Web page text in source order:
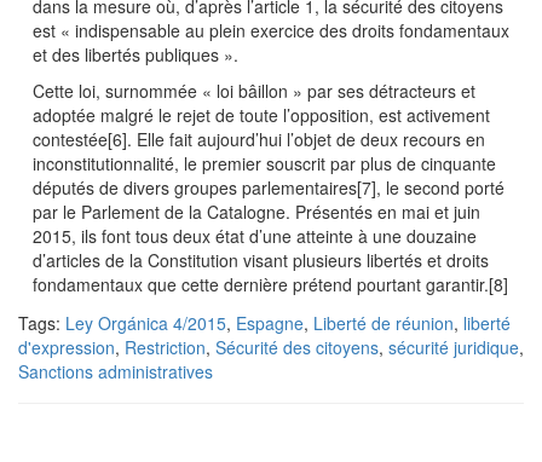
dans la mesure où, d’après l’article 1, la sécurité des citoyens
est « indispensable au plein exercice des droits fondamentaux
et des libertés publiques ».
Cette loi, surnommée « loi bâillon » par ses détracteurs et
adoptée malgré le rejet de toute l’opposition, est activement
contestée[6]. Elle fait aujourd’hui l’objet de deux recours en
inconstitutionnalité, le premier souscrit par plus de cinquante
députés de divers groupes parlementaires[7], le second porté
par le Parlement de la Catalogne. Présentés en mai et juin
2015, ils font tous deux état d’une atteinte à une douzaine
d’articles de la Constitution visant plusieurs libertés et droits
fondamentaux que cette dernière prétend pourtant garantir.[8]
Tags: Ley Orgánica 4/2015, Espagne, Liberté de réunion, liberté
d'expression, Restriction, Sécurité des citoyens, sécurité juridique,
Sanctions administratives